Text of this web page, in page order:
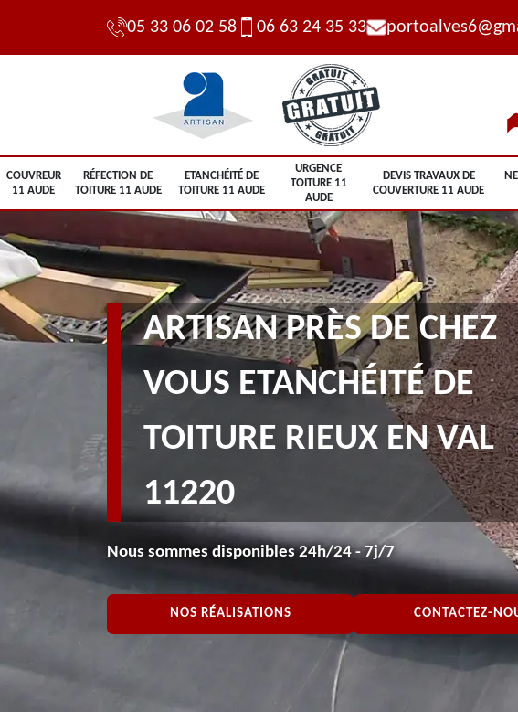
05 33 06 02 58 06 63 24 35 33
COUVREUR
11 AUDE
RÉFECTION DE
TOITURE 11 AUDE
ETANCHÉITÉ DE
TOITURE 11 AUDE
URGENCE
TOITURE 11
AUDE
DEVIS TRAVAUX DE
COUVERTURE 11 AUDE
ARTISAN PRÈS DE CHEZ
VOUS ETANCHÉITÉ DE
TOITURE RIEUX EN VAL
11220
Nous sommes disponibles 24h/24 - 7j/7
NOS RÉALISATIONS CONTACTEZ-